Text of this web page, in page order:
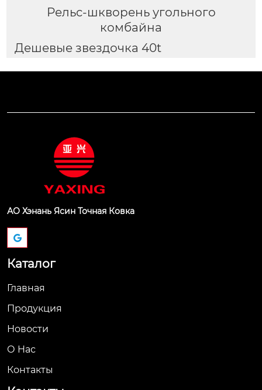
Рельс-шкворень угольного
комбайна
Дешевые звездочка 40t
АО Хэнань Ясин Точная Ковка
Каталог
Главная
Продукция
Новости
О Hас
Контакты